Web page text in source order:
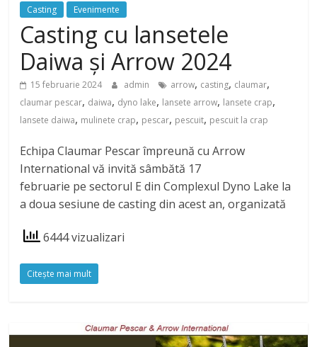
Casting Evenimente
Casting cu lansetele
Daiwa și Arrow 2024
15 februarie 2024 admin arrow, casting, claumar,
claumar pescar, daiwa, dyno lake, lansete arrow, lansete crap,
lansete daiwa, mulinete crap, pescar, pescuit, pescuit la crap
Echipa Claumar Pescar împreună cu Arrow
International vă invită sâmbătă 17
februarie pe sectorul E din Complexul Dyno Lake la
a doua sesiune de casting din acest an, organizată
6444 vizualizari
Citeşte mai mult